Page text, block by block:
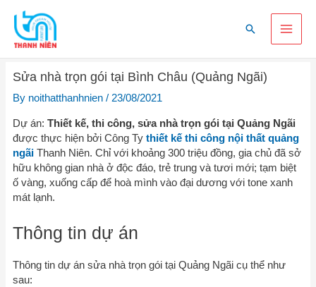
content
Search
Main
Sửa nhà trọn gói tại Bình Châu (Quảng Ngãi)
By noithatthanhnien / 23/08/2021
Dự án: Thiết kế, thi công, sửa nhà trọn gói tại Quảng Ngãi
được thực hiện bởi Công Tythiết kế thi công nội thất quảng
ngãiThanh Niên. Chỉ với khoảng 300 triệu đồng, gia chủ đã sở
hữu không gian nhà ở độc đáo, trẻ trung và tươi mới; tạm biệt
ố vàng, xuống cấp để hoà mình vào đại dương với tone xanh
mát lạnh.
Thông tin dự án
Thông tin dự án sửa nhà trọn gói tại Quảng Ngãi cụ thể như
sau: